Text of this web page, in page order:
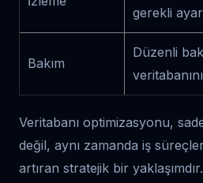
gerekli
Bakım
Düzenli
Veritabanı optimizasyonu,
değil, aynı zamanda iş
artıran stratejik bir